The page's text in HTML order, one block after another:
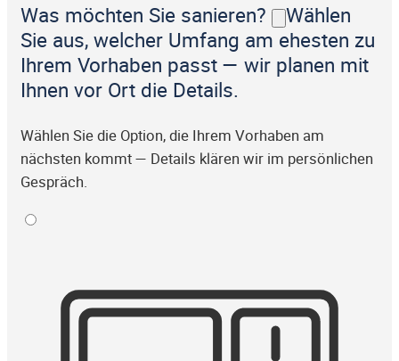
Was möchten Sie sanieren?
Wählen
Sie aus, welcher Umfang am ehesten zu
Ihrem Vorhaben passt — wir planen mit
Ihnen vor Ort die Details.
Wählen Sie die Option, die Ihrem Vorhaben am
nächsten kommt — Details klären wir im persönlichen
Gespräch.